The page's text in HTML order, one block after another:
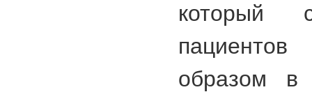
который
образом в